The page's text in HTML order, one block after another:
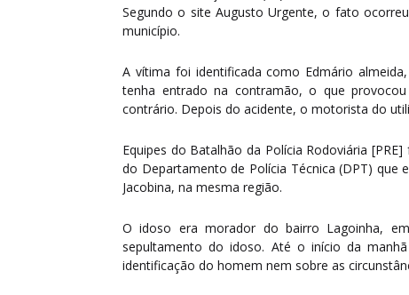
Segundo o site Augusto Urgente, o fato
município.
A vítima foi identificada como Edmário
tenha entrado na contramão, o que
contrário. Depois do acidente, o motorista do
Equipes do Batalhão da Polícia Rodoviária
do Departamento de Polícia Técnica (DPT)
Jacobina, na mesma região.
O idoso era morador do bairro Lagoinha,
sepultamento do idoso. Até o início da
identificação do homem nem sobre as